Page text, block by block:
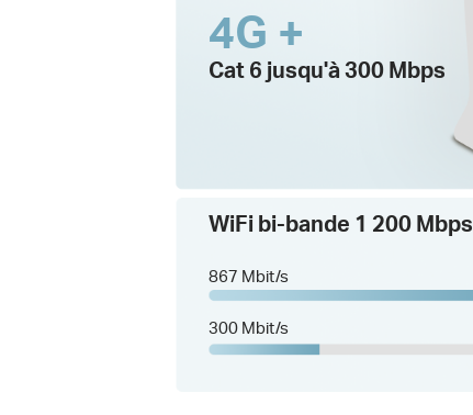
4G +
Cat 6 jusqu'à 300 Mbps
WiFi bi-bande 1 200 Mbps
867 Mbit/s
300 Mbit/s